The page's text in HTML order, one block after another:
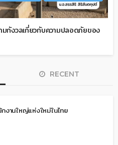
มกังวลเกี่ยวกับความปลอดภัยของ
RECENT
กงานใหญ่แห่งใหม่ในไทย